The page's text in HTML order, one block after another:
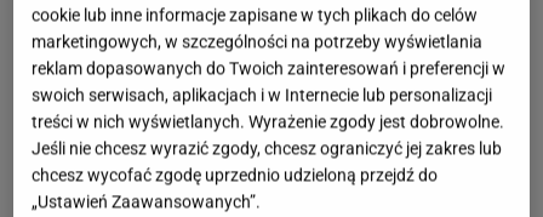
cookie lub inne informacje zapisane w tych plikach do celów
marketingowych, w szczególności na potrzeby wyświetlania
reklam dopasowanych do Twoich zainteresowań i preferencji w
swoich serwisach, aplikacjach i w Internecie lub personalizacji
treści w nich wyświetlanych. Wyrażenie zgody jest dobrowolne.
Jeśli nie chcesz wyrazić zgody, chcesz ograniczyć jej zakres lub
chcesz wycofać zgodę uprzednio udzieloną przejdź do
„Ustawień Zaawansowanych”.